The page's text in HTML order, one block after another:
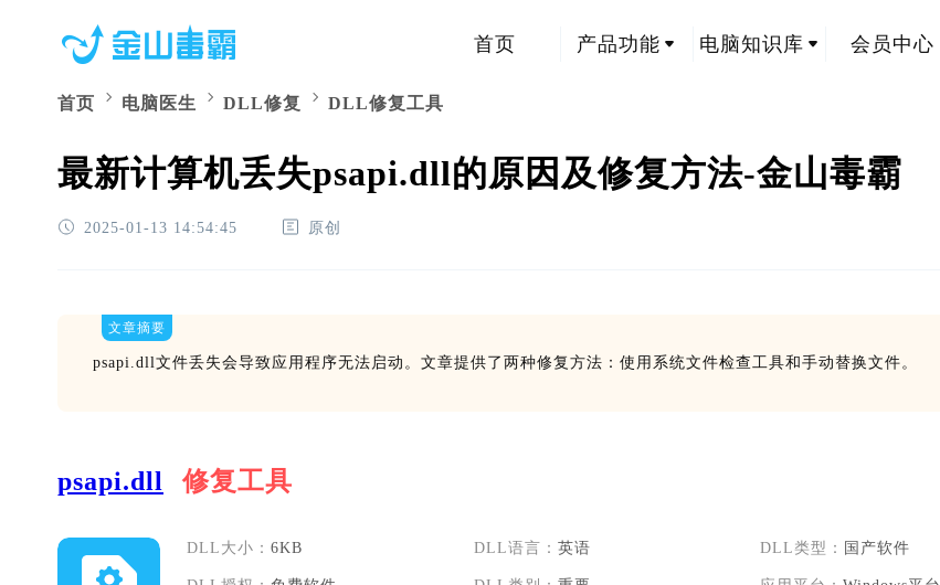
首页 产品功能 电脑知识库 会员中心
首页 电脑医生 DLL修复 DLL修复工具
最新计算机丢失psapi.dll的原因及修复方法-金山毒霸
2025-01-13 14:54:45 原创
文章摘要
psapi.dll文件丢失会导致应用程序无法启动。文章提供了两种修复方法：使用系统文件检查工具和手动替换文件。
psapi.dll 修复工具
DLL大小： 6KB DLL语言： 英语 DLL类型： 国产软件